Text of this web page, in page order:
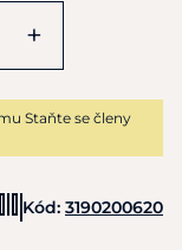
+
Staňte se členy
Kód: 3190200620